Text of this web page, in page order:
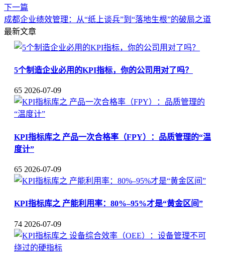
下一篇
成都企业绩效管理：从“纸上谈兵”到“落地生根”的破局之道
最新文章
5个制造企业必用的KPI指标，你的公司用对了吗？
65 2026-07-09
KPI指标库之 产品一次合格率（FPY）：品质管理的“温
度计”
65 2026-07-09
KPI指标库之 产能利用率：80%–95%才是“黄金区间”
74 2026-07-09